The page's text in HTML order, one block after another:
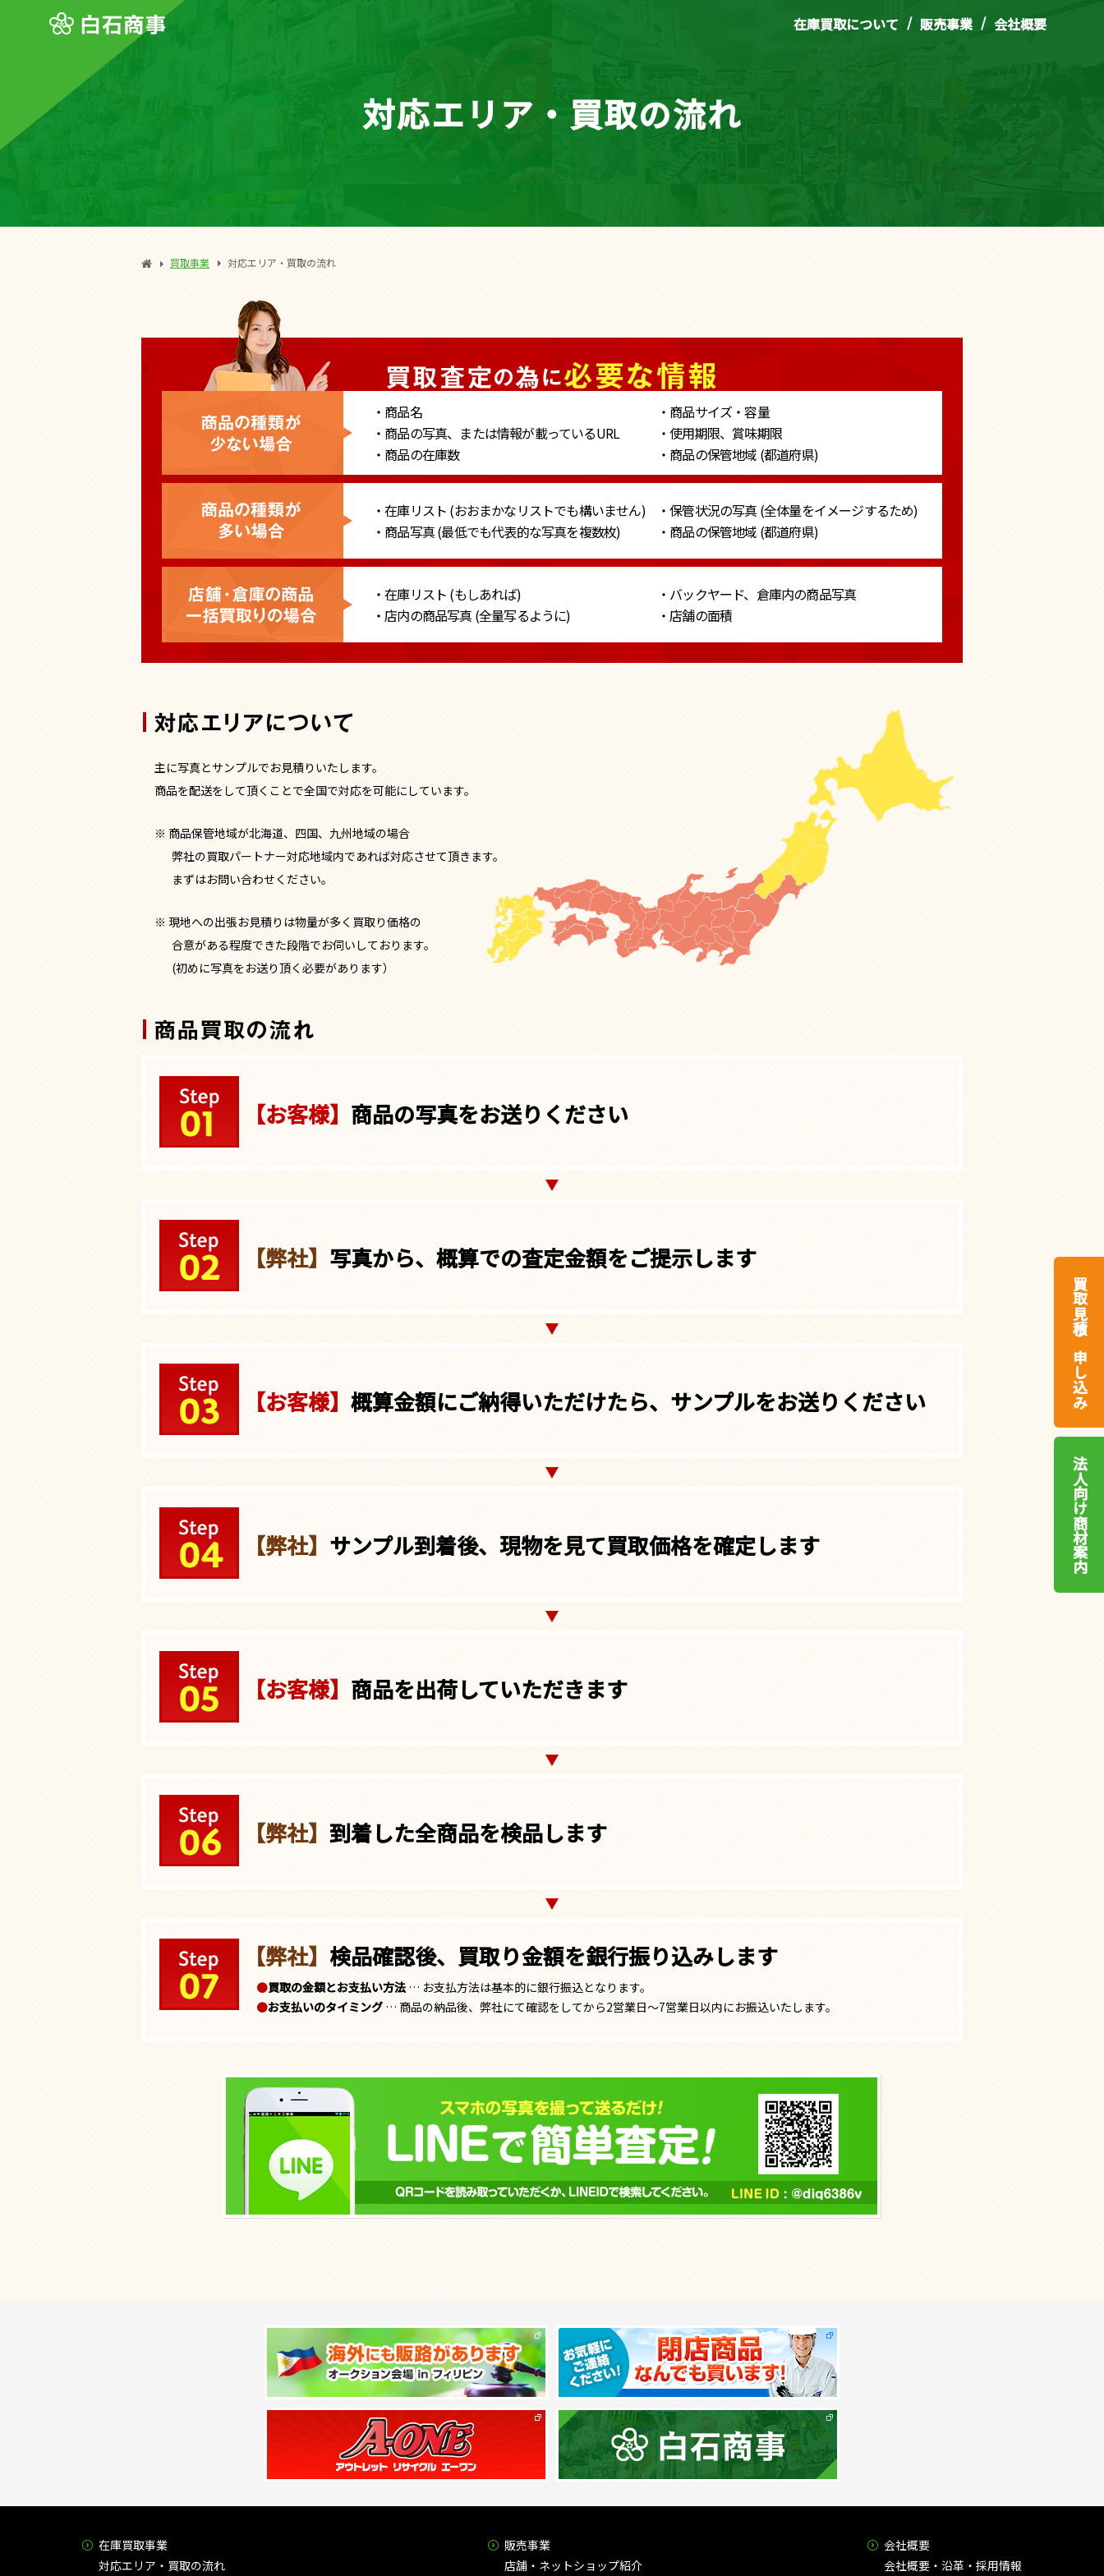
在庫買取について / 販売事業 / 会社概要
対応エリア・買取の流れ
買取事業 対応エリア・買取の流れ
・商品名
・商品の写真、または情報が載っているURL
・商品の在庫数
・商品サイズ・容量
・使用期限、賞味期限
・商品の保管地域 (都道府県)
・在庫リスト (おおまかなリストでも構いません)
・商品写真(最低でも代表的な写真を複数枚)
・保管状況の写真(全体量をイメージするため)
・商品の保管地域 (都道府県)
・在庫リスト (もしあれば)
・店内の商品写真 (全量写るように)
・バックヤード、倉庫内の商品写真
・店舗の面積
主に写真とサンプルでお見積りいたします。
商品を配送をして頂くことで全国で対応を可能にしています。
※ 商品保管地域が北海道、四国、九州地域の場合
弊社の買取パートナー対応地域内であれば対応させて頂きます。
まずはお問い合わせください。
※ 現地への出張お見積りは物量が多く買取り価格の
合意がある程度できた段階でお伺いしております。
(初めに写真をお送り頂く必要があります）
【お客様】 商品の写真をお送りください
【弊社】 写真から、概算での査定金額をご提示します
【お客様】 概算金額にご納得いただけたら、サンプルをお送りください
【弊社】 サンプル到着後、 現物を見て買取価格を確定します
【お客様】 商品を出荷していただきます
【弊社】 到着した全商品を検品します
【弊社】 検品確認後、買取り金額を銀行振り込みします
●買取の金額とお支払い方法 … お支払方法は基本的に銀行振込となります。
●お支払いのタイミング … 商品の納品後、弊社にて確認をしてから2営業日～7営業日以内にお振込いたします。
在庫買取事業
対応エリア・買取の流れ
販売事業
店舗・ネットショップ紹介
会社概要
会社概要・沿革・採用情報
買取見積り申し込み
法人向け商材案内